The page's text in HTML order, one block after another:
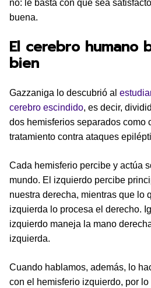
no: le basta con que sea
buena.
El cerebro humano
bien
Gazzaniga lo descubrió al
cerebro escindido, es decir,
dos hemisferios separados como
tratamiento contra ataques
Cada hemisferio percibe y actúa
mundo. El izquierdo percibe
nuestra derecha, mientras que lo
izquierda lo procesa el derecho.
izquierdo maneja la mano
izquierda.
Cuando hablamos, además, lo
con el hemisferio izquierdo, por